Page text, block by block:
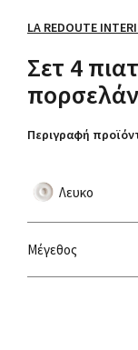
LA REDOUTE
Σετ 4
Περιγραφή
Λευκο
Μέγεθος